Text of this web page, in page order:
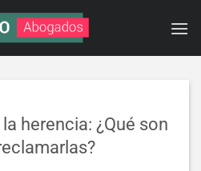
herencia: ¿Qué son